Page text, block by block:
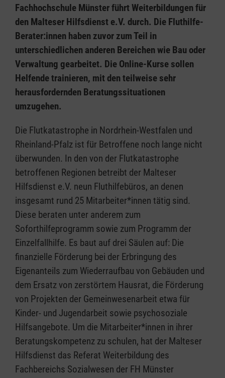
Fachhochschule Münster führt Weiterbildungen für
den Malteser Hilfsdienst e.V. durch. Die Fluthilfe-
Berater:innen haben zuvor zum Teil in
unterschiedlichen anderen Bereichen wie Bau oder
Verwaltung gearbeitet. Die Online-Kurse sollen
Helfende trainieren, mit den teilweise sehr
herausfordernden Beratungssituationen
umzugehen.
Die Flutkatastrophe in Nordrhein-Westfalen und
Rheinland-Pfalz ist für Betroffene noch lange nicht
überwunden. In den von der Flutkatastrophe
betroffenen Regionen betreibt der Malteser
Hilfsdienst e.V. neun Fluthilfebüros, an denen
insgesamt rund 25 Mitarbeiter*innen tätig sind.
Diese beraten unter anderem zum
Soforthilfeprogramm sowie zum Programm der
Einzelfallhilfe. Es baut auf drei Säulen auf: Die
finanzielle Förderung bei der Erbringung des
Eigenanteils zum Wiederraufbau von Gebäuden und
dem Ersatz von zerstörtem Hausrat, die Förderung
von Projekten der Gemeinwesenarbeit etwa für
Kinder- und Jugendarbeit sowie psychosoziale
Hilfsangebote. Um die Mitarbeiter*innen in ihrer
Beratungskompetenz zu schulen, hat der Malteser
Hilfsdienst das Referat Weiterbildung des
Fachbereichs Sozialwesen der FH Münster